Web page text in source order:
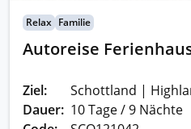
Relax Familie
Autoreise
Ziel:
Schottland |
Dauer: 10 Tage / 9 Nächte